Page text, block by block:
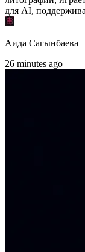
для AI,
Аида Сагынбаева
26 minutes ago